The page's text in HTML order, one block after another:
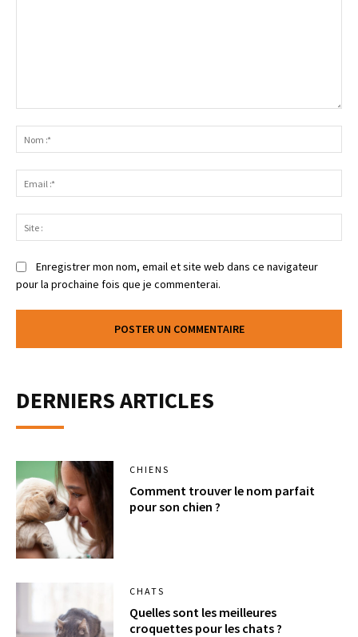
Enregistrer mon nom, email et site web dans ce navigateur
pour la prochaine fois que je commenterai.
DERNIERS ARTICLES
CHIENS
Comment trouver le nom parfait
pour son chien ?
CHATS
Quelles sont les meilleures
croquettes pour les chats ?